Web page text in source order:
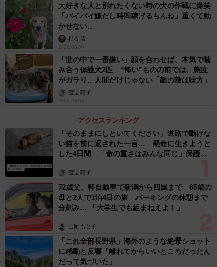
摂取した場合は、低血糖発作が起こるため、厚生労働省の
ホームページに注意喚起がなされています。
大好きな人と別れたくない時の犬の作戦に爆笑
「バイバイ嫌だし時間稼げるもんね」重くて動
かせない…
椎名 碧
2026.08.04
「世の中で一番嫌い」顔を合わせば、本気で噛
み合う保護犬2匹 “怖い”ものの前では、態度
がガラリ…人間だけじゃない「敵の敵は味方」
渡辺 晴子
2026.08.04
アクセスランキング
「そのままにしといてください」道路で動けな
い猫を前に返された一言… 懸命に生きようと
した4日間 「命の重さはみんな同じ」保護団
渡辺 晴子
72歳父、軽自動車で新潟から四国まで 65歳の
母と2人で3泊4日の旅 パーキングの休憩まで
分刻み… 「大学生でも組まねえよ！」
山岡 もと子
「これ全部長野県」海外のような絶景ショット
に感動と反響「離れてからいいところだったん
だって気づいた」